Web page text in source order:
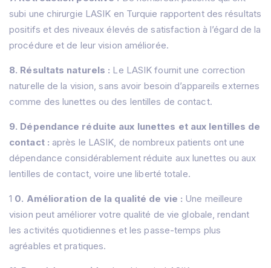
subi une chirurgie LASIK en Turquie rapportent des résultats
positifs et des niveaux élevés de satisfaction à l’égard de la
procédure et de leur vision améliorée.
8. Résultats naturels : Le LASIK fournit une correction
naturelle de la vision, sans avoir besoin d’appareils externes
comme des lunettes ou des lentilles de contact.
9. Dépendance réduite aux lunettes et aux lentilles de
contact : après le LASIK, de nombreux patients ont une
dépendance considérablement réduite aux lunettes ou aux
lentilles de contact, voire une liberté totale.
1 0. Amélioration de la qualité de vie : Une meilleure
vision peut améliorer votre qualité de vie globale, rendant
les activités quotidiennes et les passe-temps plus
agréables et pratiques.